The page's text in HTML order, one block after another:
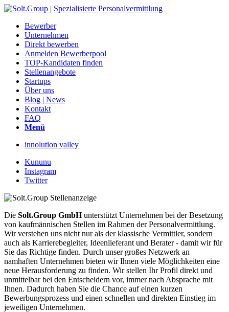
Bewerber
Unternehmen
Direkt bewerben
Anmelden Bewerberpool
TOP-Kandidaten finden
Stellenangebote
Startups
Über uns
Blog | News
Kontakt
FAQ
Menü
innolution valley
Kununu
Instagram
Twitter
Die Solt.Group GmbHunterstützt Unternehmen bei der Besetzung
von kaufmännischen Stellen im Rahmen der Personalvermittlung.
Wir verstehen uns nicht nur als der klassische Vermittler, sondern
auch als Karrierebegleiter, Ideenlieferant und Berater - damit wir für
Sie das Richtige finden. Durch unser großes Netzwerk an
namhaften Unternehmen bieten wir Ihnen viele Möglichkeiten eine
neue Herausforderung zu finden. Wir stellen Ihr Profil direkt und
unmittelbar bei den Entscheidern vor, immer nach Absprache mit
Ihnen. Dadurch haben Sie die Chance auf einen kurzen
Bewerbungsprozess und einen schnellen und direkten Einstieg im
jeweiligen Unternehmen.